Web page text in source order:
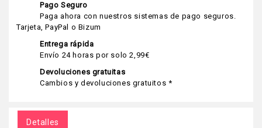
Pago Seguro
Paga ahora con nuestros sistemas de pago seguros.
Tarjeta, PayPal o Bizum
Entrega rápida
Envío 24 horas por solo 2,99€
Devoluciones gratuitas
Cambios y devoluciones gratuitos *
Detalles